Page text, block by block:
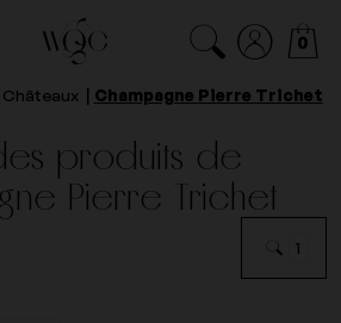
0
Champagne Pierre Trichet
produits de
Pierre Trichet
1